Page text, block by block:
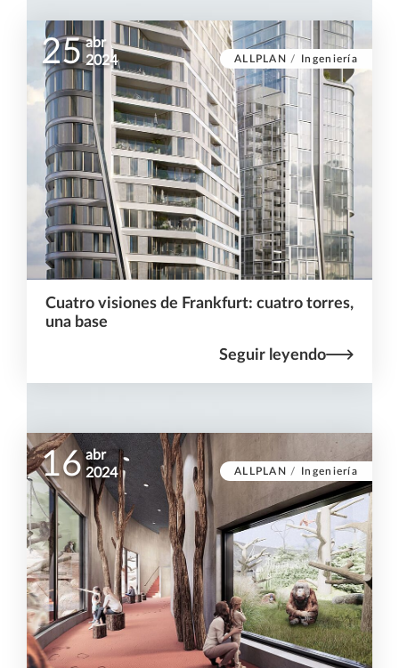
ALLPLAN / Ingeniería
25 abr
2024
Cuatro visiones de Frankfurt: cuatro torres,
una base
Seguir leyendo
ALLPLAN / Ingeniería
16 abr
2024